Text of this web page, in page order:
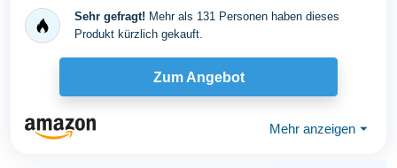
Sehr gefragt! Mehr als 131 Personen haben dieses
Produkt kürzlich gekauft.
Zum Angebot
Mehr anzeigen ⏷